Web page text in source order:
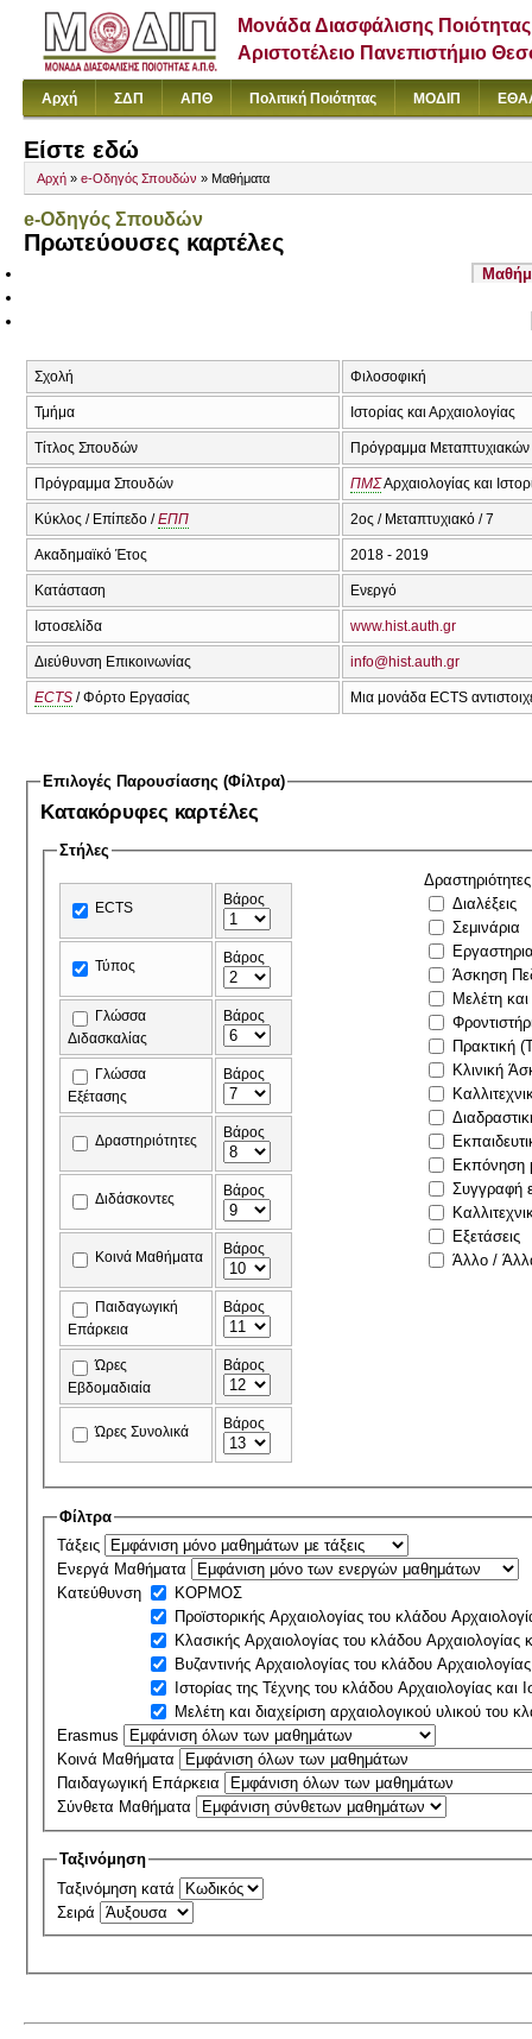
Μονάδα Διασφάλισης Ποιότητας
Αριστοτέλειο Πανεπιστήμιο
Αρχή ΣΔΠ ΑΠΘ Πολιτική Ποιότητας ΜΟΔΙΠ
Είστε εδώ
Αρχή » e-Οδηγός Σπουδών » Μαθήματα
e-Οδηγός Σπουδών
Πρωτεύουσες καρτέλες
Σχολή Φιλοσοφική
Τμήμα Ιστορίας και Αρχαιολογίας
Τίτλος Σπουδών Πρόγραμμα Μεταπτυχιακών
Πρόγραμμα Σπουδών ΠΜΣΑρχαιολογίας και
Κύκλος / Επίπεδο /ΕΠΠ 2ος / Μεταπτυχιακό / 7
Ακαδημαϊκό Έτος 2018 - 2019
Κατάσταση Ενεργό
Ιστοσελίδα www.hist.auth.gr
Διεύθυνση Επικοινωνίας info@hist.auth.gr
ECTS / Φόρτο Εργασίας Μια μονάδα ECTS
Επιλογές Παρουσίασης (Φίλτρα)
Κατακόρυφες καρτέλες
Στήλες
ECTS Βάρος
Τύπος Βάρος
Γλώσσα
Διδασκαλίας
Βάρος
Γλώσσα
Εξέτασης
Βάρος
Δραστηριότητες Βάρος
Διδάσκοντες Βάρος
Κοινά Μαθήματα Βάρος
Παιδαγωγική
Επάρκεια
Βάρος
Ώρες
Εβδομαδιαία
Βάρος
Ώρες Συνολικά Βάρος
Δραστηριότητες
Διαλέξεις
Σεμινάρια
Άσκηση
Μελέτη
Πρακτική
Κλινική
Εκπόνηση
Συγγραφή
Εξετάσεις
Άλλο /
Φίλτρα
Τάξεις
Ενεργά Μαθήματα
Κατεύθυνση
ΚΟΡΜΟΣ
Προϊστορικής Αρχαιολογίας του κλάδου
Κλασικής Αρχαιολογίας του κλάδου Αρχαιολογίας
Βυζαντινής Αρχαιολογίας του κλάδου
Ιστορίας της Τέχνης του κλάδου Αρχαιολογίας και
Μελέτη και διαχείριση αρχαιολογικού υλικού του
Erasmus
Κοινά Μαθήματα
Παιδαγωγική Επάρκεια
Σύνθετα Μαθήματα
Ταξινόμηση
Ταξινόμηση κατά
Σειρά